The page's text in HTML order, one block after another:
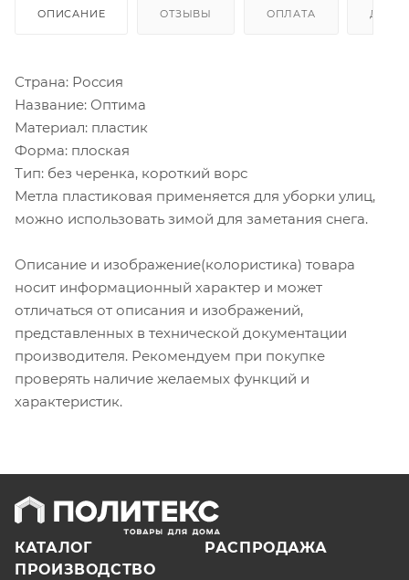
ОПИСАНИЕ ОТЗЫВЫ ОПЛАТА
Страна: Россия
Название: Оптима
Материал: пластик
Форма: плоская
Тип: без черенка, короткий ворс
Метла пластиковая применяется для уборки улиц,
можно использовать зимой для заметания снега.
Описание и изображение(колористика) товара
носит информационный характер и может
отличаться от описания и изображений,
представленных в технической документации
производителя. Рекомендуем при покупке
проверять наличие желаемых функций и
характеристик.
КАТАЛОГ
РАСПРОДАЖА
ПРОИЗВОДСТВО